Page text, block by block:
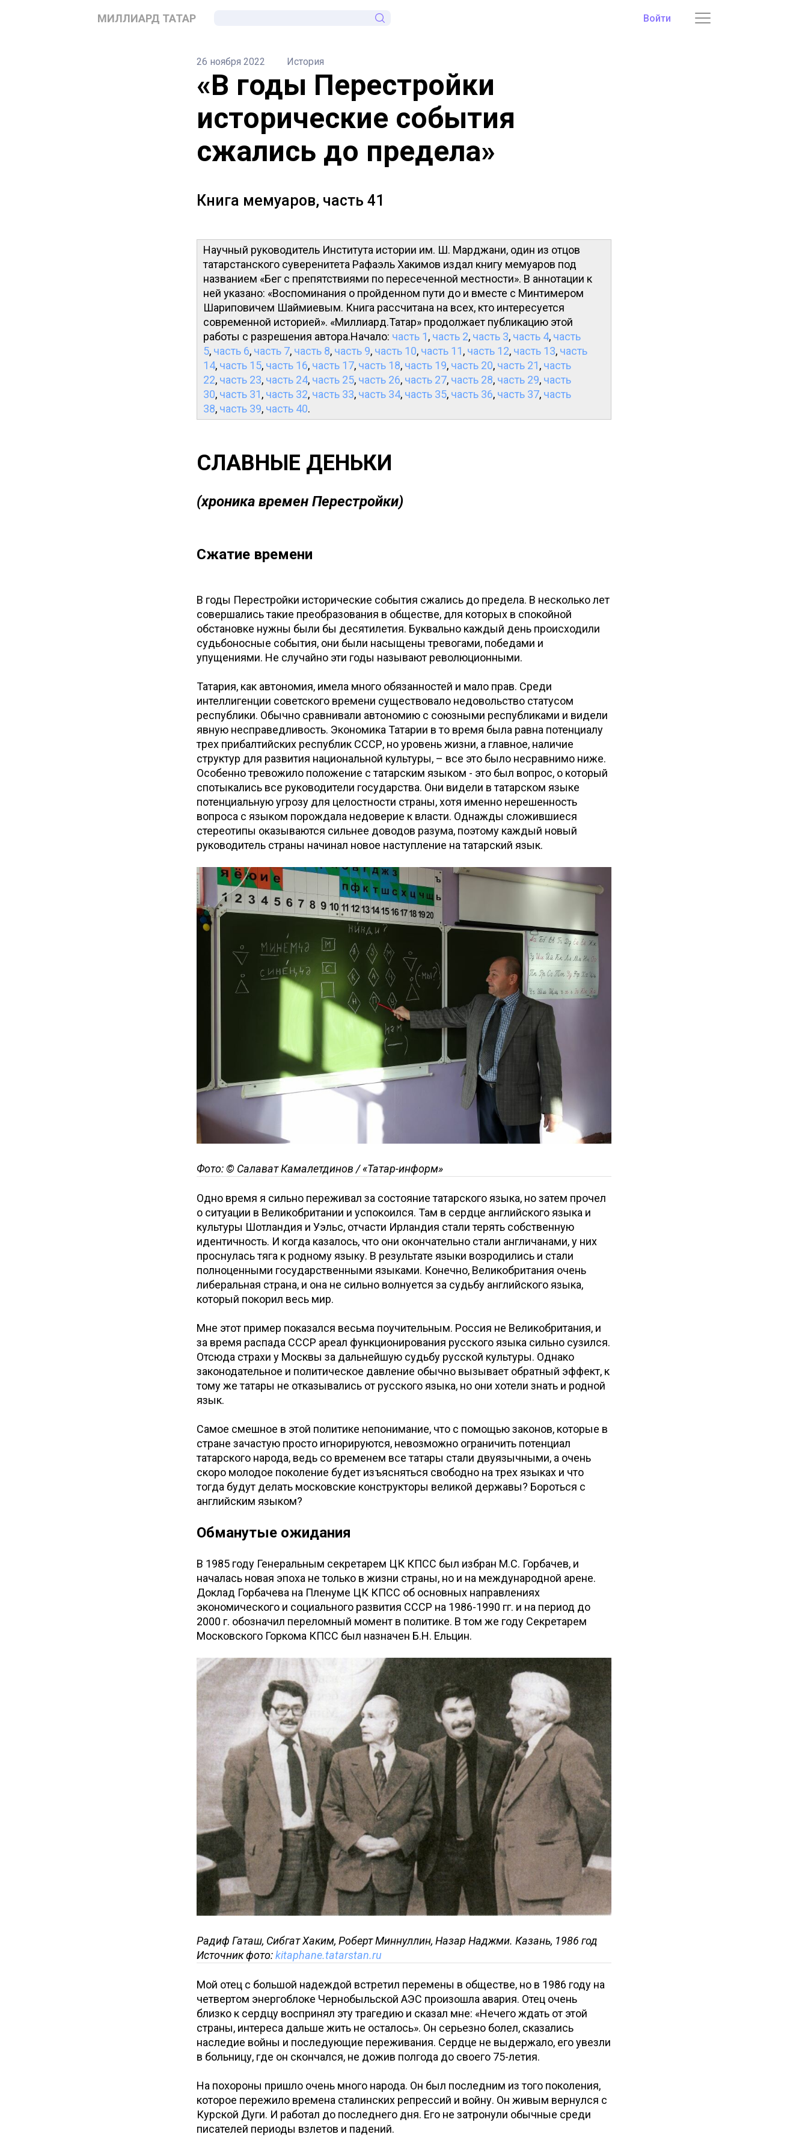
МИЛЛИАРД ТАТАР Войти
26 ноября 2022 История
«В годы Перестройки
исторические события
сжались до предела»
Книга мемуаров, часть 41
Научный руководитель Института истории им. Ш. Марджани, один из отцов
татарстанского суверенитета Рафаэль Хакимов издал книгу мемуаров под
названием «Бег с препятствиями по пересеченной местности». В аннотации к
ней указано: «Воспоминания о пройденном пути до и вместе с Минтимером
Шариповичем Шаймиевым. Книга рассчитана на всех, кто интересуется
современной историей». «Миллиард.Татар» продолжает публикацию этой
работы с разрешения автора.Начало: часть 1, часть 2, часть 3, часть 4, часть
5, часть 6, часть 7, часть 8, часть 9, часть 10, часть 11, часть 12, часть 13, часть
14, часть 15, часть 16, часть 17, часть 18, часть 19, часть 20, часть 21, часть
22, часть 23, часть 24, часть 25, часть 26, часть 27, часть 28, часть 29, часть
30, часть 31, часть 32, часть 33, часть 34, часть 35, часть 36, часть 37, часть
38, часть 39, часть 40.
СЛАВНЫЕ ДЕНЬКИ
(хроника времен Перестройки)
Сжатие времени
В годы Перестройки исторические события сжались до предела. В несколько лет
совершались такие преобразования в обществе, для которых в спокойной
обстановке нужны были бы десятилетия. Буквально каждый день происходили
судьбоносные события, они были насыщены тревогами, победами и
упущениями. Не случайно эти годы называют революционными.
Татария, как автономия, имела много обязанностей и мало прав. Среди
интеллигенции советского времени существовало недовольство статусом
республики. Обычно сравнивали автономию с союзными республиками и видели
явную несправедливость. Экономика Татарии в то время была равна потенциалу
трех прибалтийских республик СССР, но уровень жизни, а главное, наличие
структур для развития национальной культуры, – все это было несравнимо ниже.
Особенно тревожило положение с татарским языком - это был вопрос, о который
спотыкались все руководители государства. Они видели в татарском языке
потенциальную угрозу для целостности страны, хотя именно нерешенность
вопроса с языком порождала недоверие к власти. Однажды сложившиеся
стереотипы оказываются сильнее доводов разума, поэтому каждый новый
руководитель страны начинал новое наступление на татарский язык.
Фото: © Салават Камалетдинов / «Татар-информ»
Одно время я сильно переживал за состояние татарского языка, но затем прочел
о ситуации в Великобритании и успокоился. Там в сердце английского языка и
культуры Шотландия и Уэльс, отчасти Ирландия стали терять собственную
идентичность. И когда казалось, что они окончательно стали англичанами, у них
проснулась тяга к родному языку. В результате языки возродились и стали
полноценными государственными языками. Конечно, Великобритания очень
либеральная страна, и она не сильно волнуется за судьбу английского языка,
который покорил весь мир.
Мне этот пример показался весьма поучительным. Россия не Великобритания, и
за время распада СССР ареал функционирования русского языка сильно сузился.
Отсюда страхи у Москвы за дальнейшую судьбу русской культуры. Однако
законодательное и политическое давление обычно вызывает обратный эффект, к
тому же татары не отказывались от русского языка, но они хотели знать и родной
язык.
Самое смешное в этой политике непонимание, что с помощью законов, которые в
стране зачастую просто игнорируются, невозможно ограничить потенциал
татарского народа, ведь со временем все татары стали двуязычными, а очень
скоро молодое поколение будет изъясняться свободно на трех языках и что
тогда будут делать московские конструкторы великой державы? Бороться с
английским языком?
Обманутые ожидания
В 1985 году Генеральным секретарем ЦК КПСС был избран М.С. Горбачев, и
началась новая эпоха не только в жизни страны, но и на международной арене.
Доклад Горбачева на Пленуме ЦК КПСС об основных направлениях
экономического и социального развития СССР на 1986-1990 гг. и на период до
2000 г. обозначил переломный момент в политике. В том же году Секретарем
Московского Горкома КПСС был назначен Б.Н. Ельцин.
Радиф Гаташ, Сибгат Хаким, Роберт Миннуллин, Назар Наджми. Казань, 1986 год
Источник фото:kitaphane.tatarstan.ru
Мой отец с большой надеждой встретил перемены в обществе, но в 1986 году на
четвертом энергоблоке Чернобыльской АЭС произошла авария. Отец очень
близко к сердцу воспринял эту трагедию и сказал мне: «Нечего ждать от этой
страны, интереса дальше жить не осталось». Он серьезно болел, сказались
наследие войны и последующие переживания. Сердце не выдержало, его увезли
в больницу, где он скончался, не дожив полгода до своего 75-летия.
На похороны пришло очень много народа. Он был последним из того поколения,
которое пережило времена сталинских репрессий и войну. Он живым вернулся с
Курской Дуги. И работал до последнего дня. Его не затронули обычные среди
писателей периоды взлетов и падений.